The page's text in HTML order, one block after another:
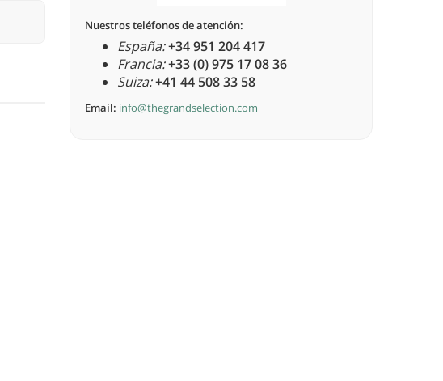
Nuestros teléfonos de atención:
España:+34 951 204 417
Francia:+33 (0) 975 17 08 36
Suiza:+41 44 508 33 58
Email: info@thegrandselection.com